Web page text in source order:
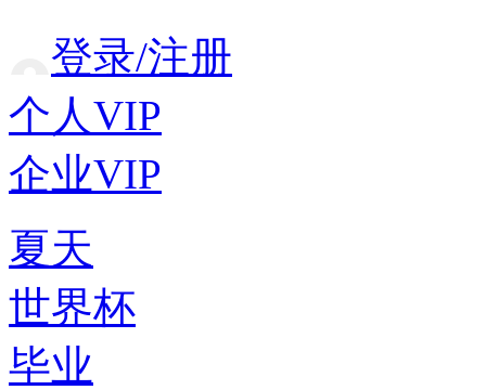
登录/注册
个人VIP
企业VIP
夏天
世界杯
毕业